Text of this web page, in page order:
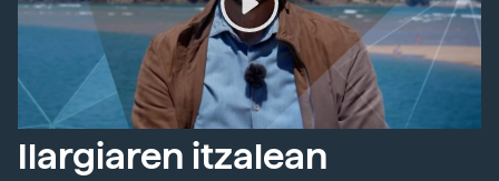
Ilargiaren itzalean